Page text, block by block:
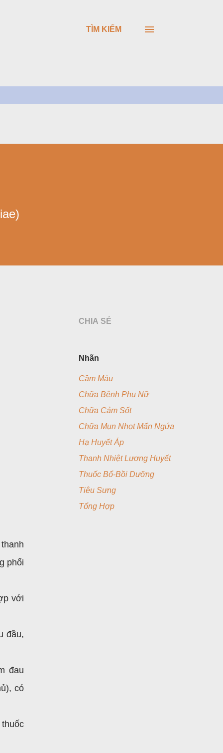
TÌM KIẾM
phối
với
đầu,
đau
có
CHIA SẺ
Nhãn
Cầm Máu
Chữa Bệnh Phụ Nữ
Chữa Cảm Sốt
Chữa Mụn Nhọt Mẩn Ngứa
Hạ Huyết Áp
Thanh Nhiệt Lương Huyết
Thuốc Bổ-Bồi Dưỡng
Tiêu Sưng
Tổng Hợp